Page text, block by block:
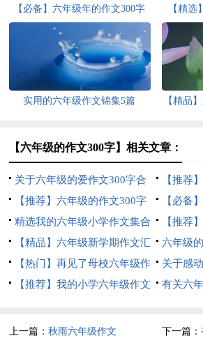
【必备】六年级年的作文300字
锦集9篇
【精
实用的六年级作文锦集5篇
【精品
【六年级的作文300字】相关文章：
关于六年级的爱作文300字合
集八篇
【推荐
节作文合
【推荐】六年级的作文300字
合集6篇
【必备
锦6篇
精选我的六年级小学作文集合
5篇
【推荐
篇
【精品】六年级新学期作文汇
编七篇
六年级
【热门】再见了母校六年级作
文合集五篇
关于感
集5篇
【推荐】我的小学六年级作文
有关六
上一篇：秋雨六年级作文 下一篇：